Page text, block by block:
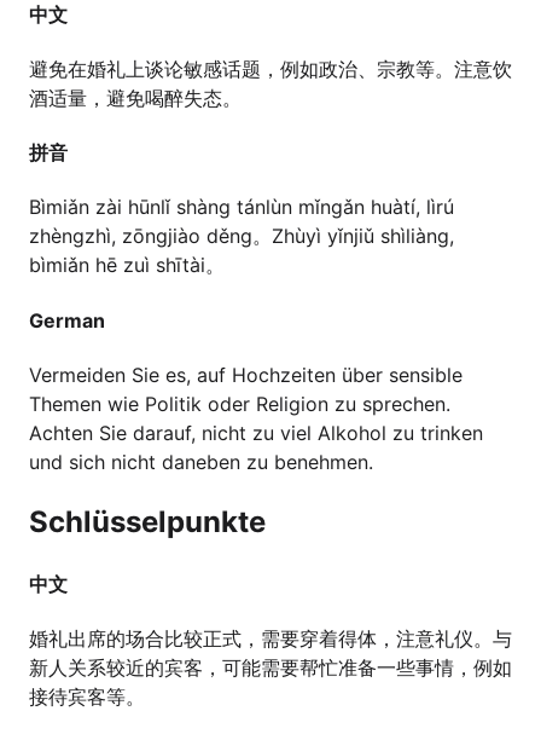
中文
避免在婚礼上谈论敏感话题，例如政治、宗教等。注意饮
酒适量，避免喝醉失态。
拼音
Bìmiǎn zài hūnlǐ shàng tánlùn mǐngǎn huàtí, lìrú
zhèngzhì, zōngjiào děng。Zhùyì yǐnjiǔ shìliàng,
bìmiǎn hē zuì shītài。
German
Vermeiden Sie es, auf Hochzeiten über sensible
Themen wie Politik oder Religion zu sprechen.
Achten Sie darauf, nicht zu viel Alkohol zu trinken
und sich nicht daneben zu benehmen.
Schlüsselpunkte
中文
婚礼出席的场合比较正式，需要穿着得体，注意礼仪。与
新人关系较近的宾客，可能需要帮忙准备一些事情，例如
接待宾客等。